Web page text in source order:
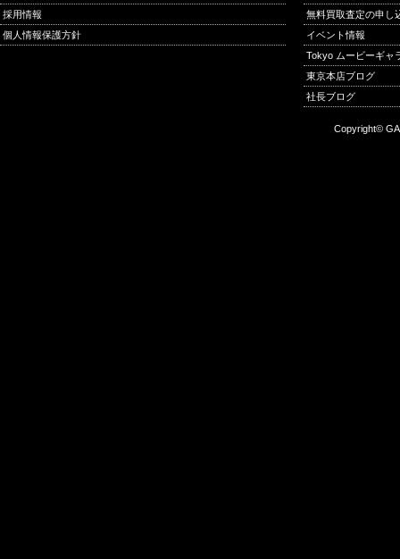
採用情報
個人情報保護方針
無料買取査定の申し
イベント情報
Tokyo ムービーギャ
東京本店ブログ
社長ブログ
Copyright©